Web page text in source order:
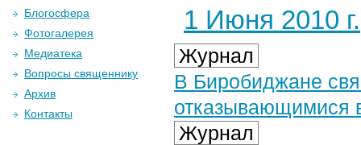
1 Июня 2010 г.
Журнал
В Биробиджане
отказывающимися
Журнал
Блогосфера
Фотогалерея
Медиатека
Вопросы священнику
Архив
Контакты